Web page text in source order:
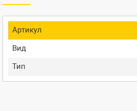
Артикул
Вид
Тип